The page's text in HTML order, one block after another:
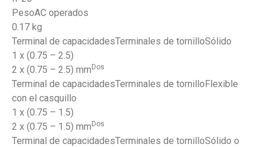
PesoAC operados
0.17 kg
Terminal de capacidadesTerminales de tornilloSólido
1 x (0.75 – 2.5)
2 x (0.75 – 2.5) mm Dos
Terminal de capacidadesTerminales de tornilloFlexible
con el casquillo
1 x (0.75 – 1.5)
2 x (0.75 – 1.5) mm Dos
Terminal de capacidadesTerminales de tornilloSólido o